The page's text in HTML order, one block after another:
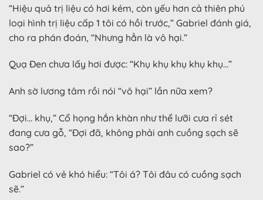
“Hiệu quả trị liệu có hơi kém, còn yếu hơn cả thiên phú
loại hình trị liệu cấp 1 tôi có hồi trước,” Gabriel đánh giá,
cho ra phán đoán, “Nhưng hẳn là vô hại.”
Quạ Đen chưa lấy hơi được: “Khụ khụ khụ khụ khụ…”
Anh sờ lương tâm rồi nói “vô hại” lần nữa xem?
“Đợi… khụ,” Cổ họng hắn khàn như thể lưỡi cưa rỉ sét
đang cưa gỗ, “Đợi đã, không phải anh cuồng sạch sẽ
sao?”
Gabriel có vẻ khó hiểu: “Tôi á? Tôi đâu có cuồng sạch
sẽ.”